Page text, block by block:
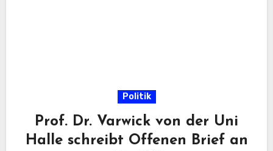
Politik
Prof. Dr. Varwick von der Uni
Halle schreibt Offenen Brief an